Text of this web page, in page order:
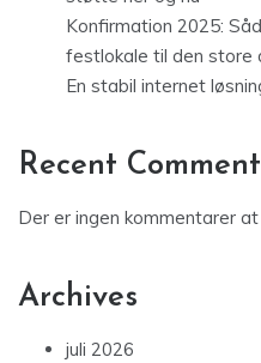
Konfirmation 2025:
festlokale til den store
En stabil internet
Recent
Der er ingen kommentarer at
Archives
juli 2026